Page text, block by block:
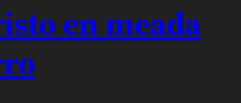
en meada